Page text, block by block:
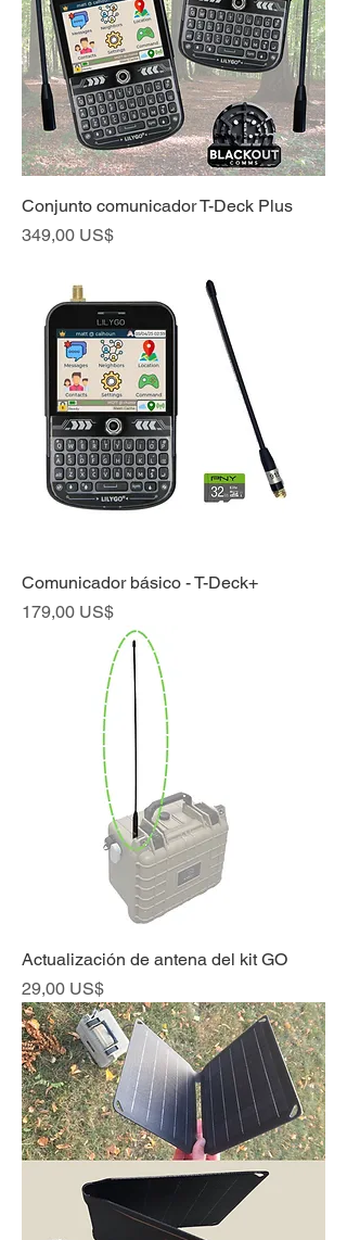
Conjunto comunicador T-Deck Plus
Precio
349,00 US$
Comunicador básico - T-Deck+
Precio
179,00 US$
Actualización de antena del kit GO
Precio
29,00 US$